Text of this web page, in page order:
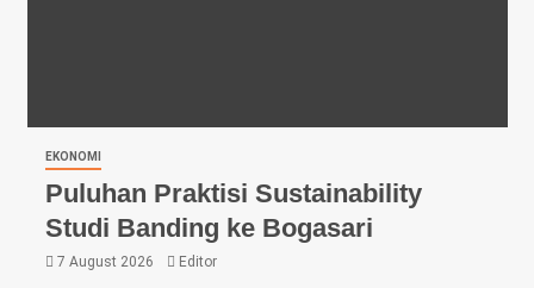
EKONOMI
Puluhan Praktisi Sustainability
Studi Banding ke Bogasari
7 August 2026 Editor